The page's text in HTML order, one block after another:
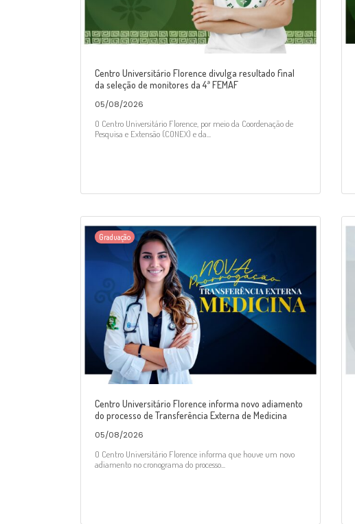
Centro Universitário Florence divulga resultado final
da seleção de monitores da 4ª FEMAF
05/08/2026
O Centro Universitário Florence, por meio da Coordenação de
Pesquisa e Extensão (CONEX) e da...
Graduação
Centro Universitário Florence informa novo adiamento
do processo de Transferência Externa de Medicina
05/08/2026
O Centro Universitário Florence informa que houve um novo
adiamento no cronograma do processo...